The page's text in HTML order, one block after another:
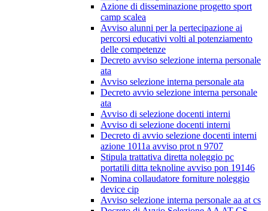
Azione di disseminazione progetto sport
camp scalea
Avviso alunni per la pertecipazione ai
percorsi educativi volti al potenziamento
delle competenze
Decreto avviso selezione interna personale
ata
Avviso selezione interna personale ata
Decreto avvio selezione interna personale
ata
Avviso di selezione docenti interni
Avviso di selezione docenti interni
Decreto di avvio selezione docenti interni
azione 1011a avviso prot n 9707
Stipula trattativa diretta noleggio pc
portatili ditta teknoline avviso pon 19146
Nomina collaudatore forniture noleggio
device cip
Avviso selezione interna personale aa at cs